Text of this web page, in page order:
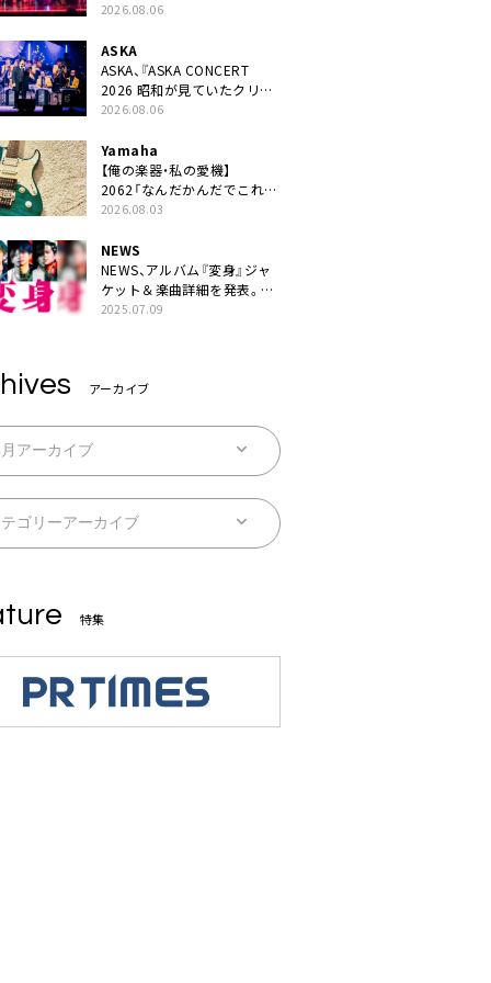
JAPAN 2026』での「クスシ
YouTube公開
2026.08.06
ASKA
ASKA、『ASKA CONCERT
2026 昭和が見ていたクリス
マス!? 』発売＆上映決定
2026.08.06
Yamaha
【俺の楽器・私の愛機】
2062「なんだかんだでこれが
1番」
2026.08.03
NEWS
NEWS、アルバム『変身』ジャ
ケット＆楽曲詳細を発表。ナ
レーションは⼭寺宏⼀
2025.07.09
アーカイブ
特集